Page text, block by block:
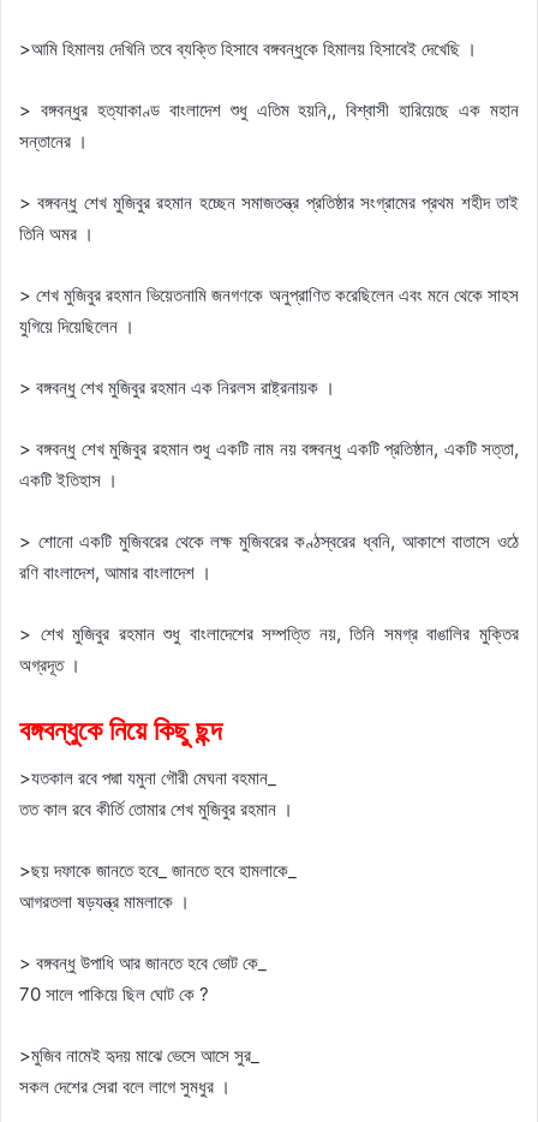
>আমি হিমালয় দেখিনি তবে ব্যক্তি হিসাবে বঙ্গবন্ধুকে হিমালয় হিসাবেই দেখেছি ।
> বঙ্গবন্ধুর হত্যাকাণ্ড বাংলাদেশ শুধু এতিম হয়নি,, বিশ্বাসী হারিয়েছে এক মহান
সন্তানের ।
> বঙ্গবন্ধু শেখ মুজিবুর রহমান হচ্ছেন সমাজতন্ত্র প্রতিষ্ঠার সংগ্রামের প্রথম শহীদ তাই
তিনি অমর ।
> শেখ মুজিবুর রহমান ভিয়েতনামি জনগণকে অনুপ্রাণিত করেছিলেন এবং মনে থেকে সাহস
যুগিয়ে দিয়েছিলেন ।
> বঙ্গবন্ধু শেখ মুজিবুর রহমান এক নিরলস রাষ্ট্রনায়ক ।
> বঙ্গবন্ধু শেখ মুজিবুর রহমান শুধু একটি নাম নয় বঙ্গবন্ধু একটি প্রতিষ্ঠান, একটি সত্তা,
একটি ইতিহাস ।
> শোনো একটি মুজিবরের থেকে লক্ষ মুজিবরের কণ্ঠস্বরের ধ্বনি, আকাশে বাতাসে ওঠে
রণি বাংলাদেশ, আমার বাংলাদেশ ।
> শেখ মুজিবুর রহমান শুধু বাংলাদেশের সম্পত্তি নয়, তিনি সমগ্র বাঙালির মুক্তির
অগ্রদূত ।
বঙ্গবন্ধুকে নিয়ে কিছু ছন্দ
>যতকাল রবে পদ্মা যমুনা গৌরী মেঘনা বহমান_
তত কাল রবে কীর্তি তোমার শেখ মুজিবুর রহমান ।
>ছয় দফাকে জানতে হবে_ জানতে হবে হামলাকে_
আগরতলা ষড়যন্ত্র মামলাকে ।
> বঙ্গবন্ধু উপাধি আর জানতে হবে ভোট কে_
70 সালে পাকিয়ে ছিল ঘোট কে ?
>মুজিব নামেই হৃদয় মাঝে ভেসে আসে সুর_
সকল দেশের সেরা বলে লাগে সুমধুর ।